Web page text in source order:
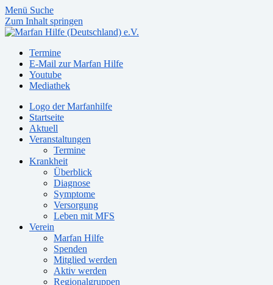
Menü Suche
Zum Inhalt springen
Termine
E-Mail zur Marfan Hilfe
Youtube
Mediathek
Logo der Marfanhilfe
Startseite
Aktuell
Veranstaltungen
Termine
Krankheit
Überblick
Diagnose
Symptome
Versorgung
Leben mit MFS
Verein
Marfan Hilfe
Spenden
Mitglied werden
Aktiv werden
Regionalgruppen